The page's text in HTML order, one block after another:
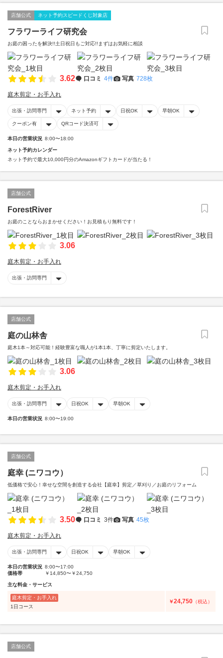
店舗公式 ネット予約スピードくじ対象店
フラワーライフ研究会
お庭の困ったを解決!!土日祝日もご対応!!まずはお気軽に相談
3.62 口コミ 4件 写真 728枚
庭木剪定・お手入れ
出張・訪問専門 ネット予約 日祝OK 早朝OK
クーポン有 QRコード決済可
本日の営業状況 8:00〜18:00
ネット予約カレンダー
ネット予約で最大10,000円分のAmazonギフトカードが当たる！
店舗公式
ForestRiver
お庭のことならおまかせください！お見積もり無料です！
3.06
庭木剪定・お手入れ
出張・訪問専門
店舗公式
庭の山林舎
庭木1本～対応可能！経験豊富な職人が1本1本、丁寧に剪定いたします。
3.06
庭木剪定・お手入れ
出張・訪問専門 日祝OK 早朝OK
本日の営業状況 8:00〜19:00
店舗公式
庭幸 (ニワコウ）
低価格で安心！幸せな空間を創造する会社【庭幸】剪定／草刈り／お庭のリフォーム
3.50 口コミ 3件 写真 45枚
庭木剪定・お手入れ
出張・訪問専門 日祝OK 早朝OK
本日の営業状況 8:00〜17:00
価格帯
￥14,850〜￥24,750
主な料金・サービス
庭木剪定・お手入れ
1日コース
￥24,750 （税込）
店舗公式